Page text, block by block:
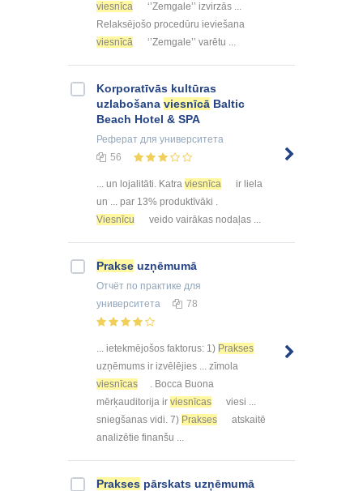
viesnīca
‘’Zemgale’’ izvirzās ...
Relaksējošo procedūru ieviešana
viesnīcā
‘’Zemgale’’ varētu ...
Korporatīvās kultūras
uzlabošana viesnīcā Baltic
Beach Hotel & SPA
Реферат для университета
56
... un lojalitāti. Katra viesnīca
ir liela
un ... par 13% produktīvāki .
Viesnīcu
veido vairākas nodaļas ...
Prakse uzņēmumā
Отчёт по практике для
университета
78
... ietekmējošos faktorus: 1) Prakses
uzņēmums ir izvēlējies ... zīmola
viesnīcas
. Bocca Buona
mērķauditorija ir viesnīcas
viesi ...
sniegšanas vidi. 7) Prakses
atskaitē
analizētie finanšu ...
Prakses pārskats uzņēmumā